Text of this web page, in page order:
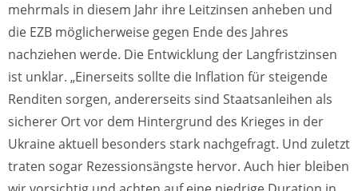
mehrmals in diesem Jahr ihre Leitzinsen anheben und
die EZB möglicherweise gegen Ende des Jahres
nachziehen werde. Die Entwicklung der Langfristzinsen
ist unklar. „Einerseits sollte die Inflation für steigende
Renditen sorgen, andererseits sind Staatsanleihen als
sicherer Ort vor dem Hintergrund des Krieges in der
Ukraine aktuell besonders stark nachgefragt. Und zuletzt
traten sogar Rezessionsängste hervor. Auch hier bleiben